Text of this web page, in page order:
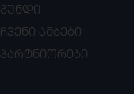
გუნდი
ჩვენი ამბები
პარტნიორები